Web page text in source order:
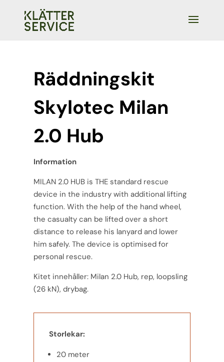
Räddningskit
Skylotec Milan
2.0 Hub
Information
MILAN 2.0 HUB is THE standard rescue
device in the industry with additional lifting
function. With the help of the hand wheel,
the casualty can be lifted over a short
distance to release his lanyard and lower
him safely. The device is optimised for
personal rescue.
Kitet innehåller: Milan 2.0 Hub, rep, loopsling
(26 kN), drybag.
Storlekar:
20 meter